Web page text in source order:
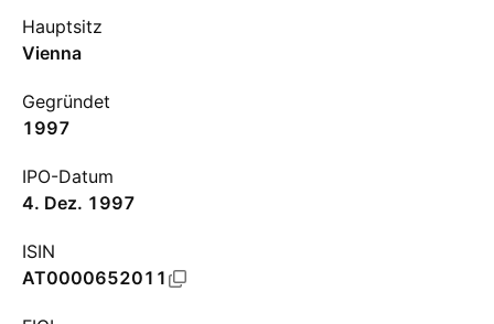
Hauptsitz
Vienna
Gegründet
1997
IPO-Datum
4. Dez. 1997
ISIN
AT0000652011